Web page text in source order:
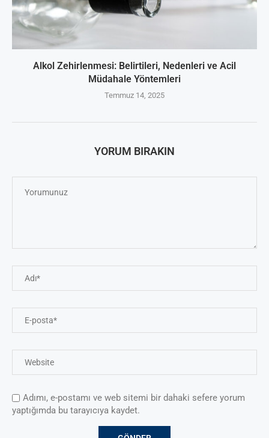
Alkol Zehirlenmesi: Belirtileri, Nedenleri ve Acil
Müdahale Yöntemleri
Temmuz 14, 2025
YORUM BIRAKIN
Adımı, e-postamı ve web sitemi bir dahaki sefere yorum
yaptığımda bu tarayıcıya kaydet.